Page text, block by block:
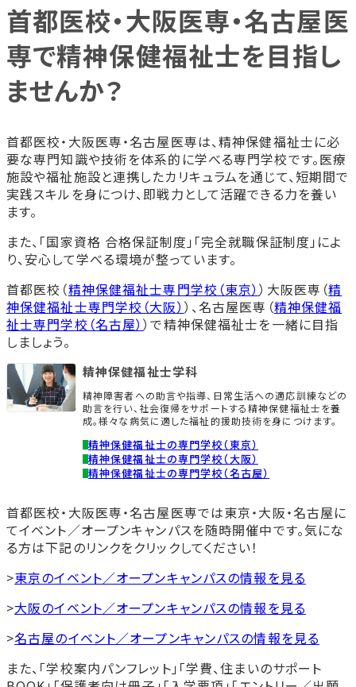
首都医校・大阪医専・名古屋医
専で精神保健福祉士を目指し
ませんか？
首都医校・大阪医専・名古屋医専は、精神保健福祉士に必
要な専門知識や技術を体系的に学べる専門学校です。医療
施設や福祉施設と連携したカリキュラムを通じて、短期間で
実践スキルを身につけ、即戦力として活躍できる力を養い
ます。
また、「国家資格 合格保証制度」「完全就職保証制度」によ
り、安心して学べる環境が整っています。
首都医校（精神保健福祉士専門学校（東京））大阪医専（精
神保健福祉士専門学校（大阪） ）、名古屋医専（精神保健福
祉士専門学校（名古屋））で精神保健福祉士を一緒に目指
しましょう。
精神保健福祉士学科
精神障害者への助言や指導、日常生活への適応訓練などの
助言を行い、社会復帰をサポートする精神保健福祉士を養
成。様々な病気に適した福祉的援助技術を身につけます。
精神保健福祉士の専門学校（東京）
精神保健福祉士の専門学校（大阪）
精神保健福祉士の専門学校（名古屋）
首都医校・大阪医専・名古屋医専では東京・大阪・名古屋に
てイベント／オープンキャンパスを随時開催中です。気にな
る方は下記のリンクをクリックしてください！
>東京のイベント／オープンキャンパスの情報を見る
>大阪のイベント／オープンキャンパスの情報を見る
>名古屋のイベント／オープンキャンパスの情報を見る
また、「学校案内パンフレット」「学費、住まいのサポート